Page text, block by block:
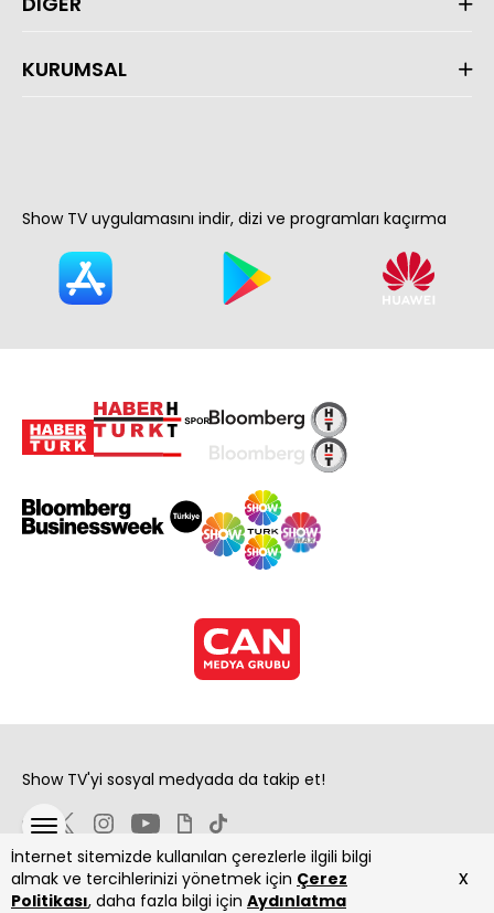
İnternet sitemizde kullanılan çerezlerle ilgili bilgi
almak ve tercihlerinizi yönetmek için Çerez
Politikası, daha fazla bilgi için Aydınlatma
x
KURUMSAL
Show TV uygulamasını indir, dizi ve programları kaçırma
Show TV'yi sosyal medyada da takip et!